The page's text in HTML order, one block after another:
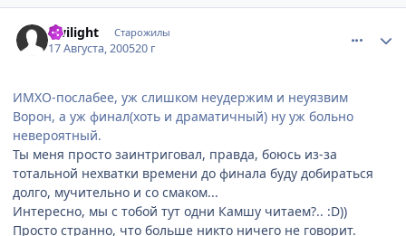
Twilight Старожилы
17 Августа, 200520 г
ИМХО-послабее, уж слишком неудержим и неуязвим
Ворон, а уж финал(хоть и драматичный) ну уж больно
невероятный.
Ты меня просто заинтриговал, правда, боюсь из-за
тотальной нехватки времени до финала буду добираться
долго, мучительно и со смаком...
Интересно, мы с тобой тут одни Камшу читаем?.. :D))
Просто странно, что больше никто ничего не говорит.